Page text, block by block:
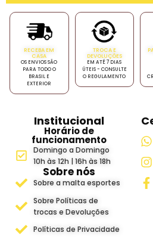
RECEBA EM
CASA
OS ENVIOS SÃO
PARA TODO O
BRASIL E
EXTERIOR
TROCA E
DEVOLUÇÕES
EM ATÉ 7 DIAS
ÚTEIS - CONSULTE
O REGULAMENTO
Institucional
Horário de
funcionamento
Domingo a Domingo
10h às 12h | 16h às 18h
Sobre nós
Sobre a malta esportes
Sobre Políticas de
trocas e Devoluções
Políticas de Privacidade